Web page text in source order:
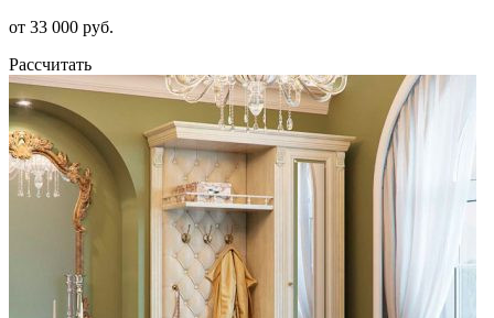
от 33 000 руб.
Рассчитать